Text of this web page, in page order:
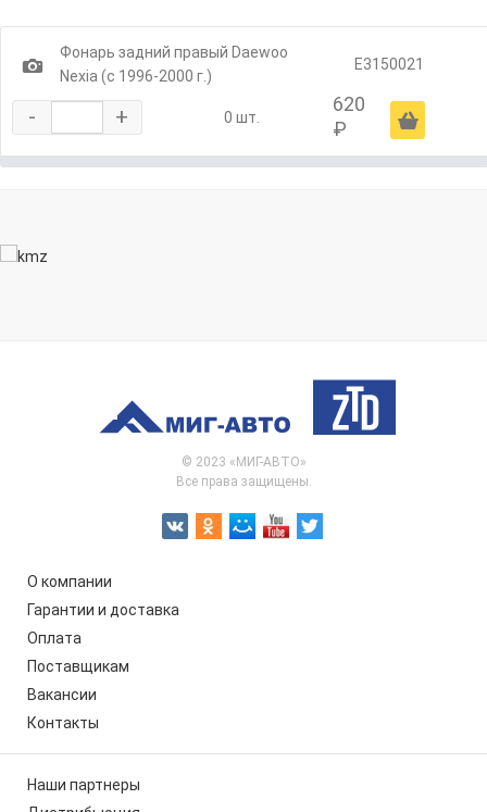
1
Фонарь задний правый Daewoo
Nexia (с 1996-2000 г.)
E3150021
- + 0 шт.
620
₽
Ä
© 2023 «МИГ-АВТО»
Все права защищены.
О компании
Гарантии и доставка
Оплата
Поставщикам
Вакансии
Контакты
Наши партнеры